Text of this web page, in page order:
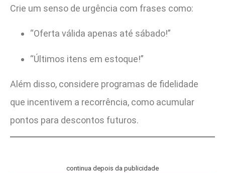
Crie um senso de urgência com frases como:
“Oferta válida apenas até sábado!”
“Últimos itens em estoque!”
Além disso, considere programas de fidelidade
que incentivem a recorrência, como acumular
pontos para descontos futuros.
continua depois da publicidade